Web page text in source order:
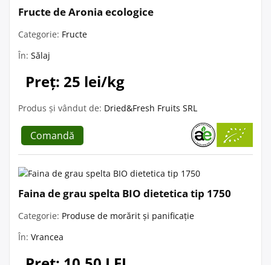
Fructe de Aronia ecologice
Categorie: Fructe
În: Sălaj
Preț: 25 lei/kg
Produs și vândut de: Dried&Fresh Fruits SRL
Comandă
Faina de grau spelta BIO dietetica tip 1750
Categorie: Produse de morărit și panificație
În: Vrancea